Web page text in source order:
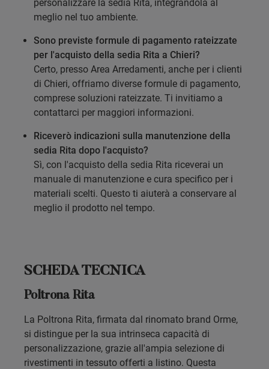
personalizzare la sedia Rita, integrandola al
meglio nel tuo ambiente.
Sono previste formule di pagamento rateizzate
per l'acquisto della sedia Rita a Chieri?
Certo, presso Area Arredamenti, anche per i clienti
di Chieri, offriamo diverse formule di pagamento,
comprese soluzioni rateizzate. Ti invitiamo a
contattarci per maggiori informazioni.
Riceverò indicazioni sulla manutenzione della
sedia Rita dopo l'acquisto?
Sì, con l'acquisto della sedia Rita riceverai un
manuale di manutenzione e cura specifico per i
materiali scelti. Questo ti aiuterà a conservare al
meglio il prodotto nel tempo.
SCHEDA TECNICA
Poltrona Rita
La Poltrona Rita, firmata dal rinomato brand Orme,
si distingue per la sua intrinseca capacità di
personalizzazione, grazie all'ampia selezione di
rivestimenti in tessuto offerti a listino. Questa